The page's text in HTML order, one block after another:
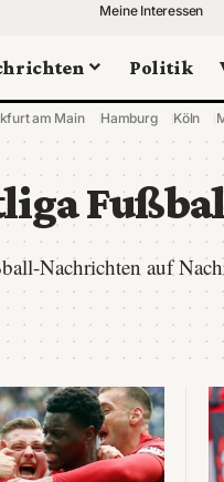
Meine Interessen
Politik
am Main Hamburg Köln
Nachrichten auf